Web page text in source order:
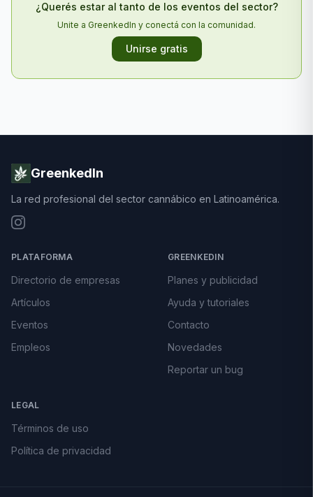
¿Querés estar al tanto de los eventos del sector?
Unite a GreenkedIn y conectá con la comunidad.
Unirse gratis
GreenkedIn
La red profesional del sector cannábico en Latinoamérica.
PLATAFORMA
Directorio de empresas
Artículos
Eventos
Empleos
GREENKEDIN
Planes y publicidad
Ayuda y tutoriales
Contacto
Novedades
Reportar un bug
LEGAL
Términos de uso
Política de privacidad